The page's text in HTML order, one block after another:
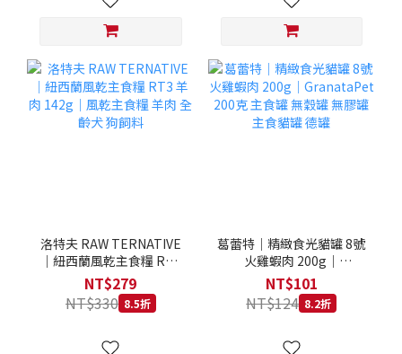
洛特夫 RAW TERNATIVE
｜紐西蘭風乾主食糧 RT3
羊肉 142g｜風乾主食糧 羊
肉 全齡犬 狗飼料
NT$279
NT$330 8.5折
葛蕾特｜精緻食光貓罐 8號
火雞蝦肉 200g｜
GranataPet 200克 主食罐
無穀罐 無膠罐 主食貓罐 德
罐
NT$101
NT$124 8.2折